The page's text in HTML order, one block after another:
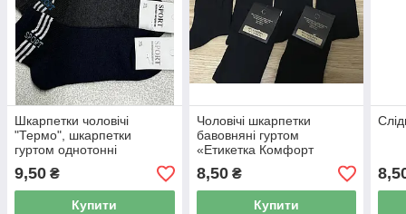
Шкарпетки чоловічі
"Термо", шкарпетки
гуртом однотонні
9,50 ₴
Купити
Чоловічі шкарпетки
бавовняні гуртом
«Етикетка Комфорт
8,50₴
Купити